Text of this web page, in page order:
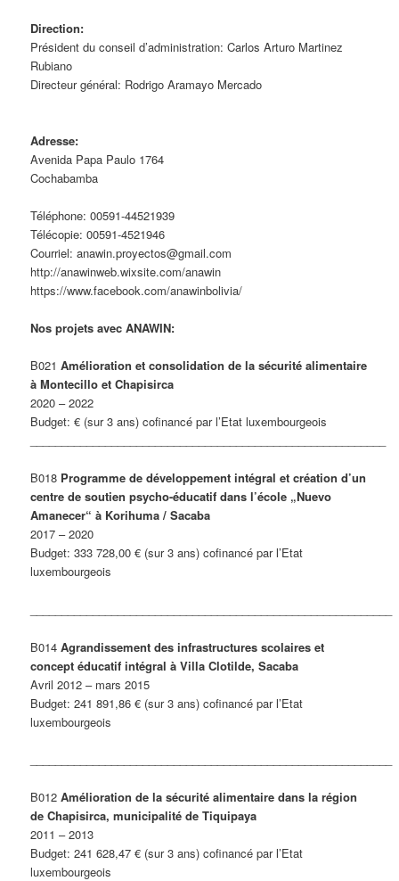
Direction:
Président du conseil d’administration: Carlos Arturo Martinez
Rubiano
Directeur général: Rodrigo Aramayo Mercado
Adresse:
Avenida Papa Paulo 1764
Cochabamba
Téléphone: 00591-44521939
Télécopie: 00591-4521946
Courriel: anawin.proyectos@gmail.com
http://anawinweb.wixsite.com/anawin
https://www.facebook.com/anawinbolivia/
Nos projets avec ANAWIN:
B021Amélioration et consolidation de la sécurité alimentaire
à Montecillo et Chapisirca
2020 – 2022
Budget: € (sur 3 ans) cofinancé par l’Etat luxembourgeois
B018 Programme de développement intégral et création d’un
centre de soutien psycho-éducatif dans l’école „Nuevo
Amanecer“ à Korihuma / Sacaba
2017 – 2020
Budget: 333 728,00 € (sur 3 ans) cofinancé par l’Etat
luxembourgeois
B014Agrandissement des infrastructures scolaires et
concept éducatif intégral à Villa Clotilde, Sacaba
Avril 2012 – mars 2015
Budget: 241 891,86 € (sur 3 ans) cofinancé par l’Etat
luxembourgeois
B012Amélioration de la sécurité alimentaire dans la région
de Chapisirca, municipalité de Tiquipaya
2011 – 2013
Budget: 241 628,47 € (sur 3 ans) cofinancé par l’Etat
luxembourgeois